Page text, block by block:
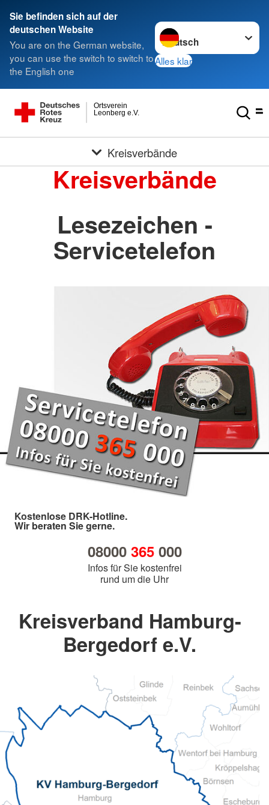
Sie befinden sich auf der
deutschen Website
You are on the German website,
you can use the switch to switch to
the English one
Sprache wechseln zu
Alles klar
Leonberg e.V.
Ortsverein
Kreisverbände
Kreisverbände
Lesezeichen -
Servicetelefon
Kostenlose DRK-Hotline.
Wir beraten Sie gerne.
08000 365000
Infos für Sie kostenfrei
rund um die Uhr
Kreisverband Hamburg-
Bergedorf e.V.